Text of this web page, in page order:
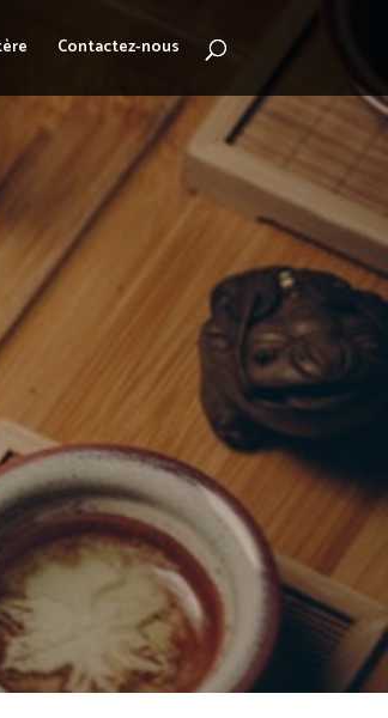
Contactez-nous